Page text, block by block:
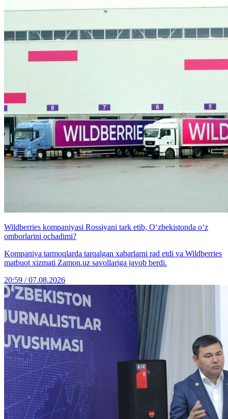
Wildberries kompaniyasi Rossiyani tark etib, O‘zbekistonda o‘z
omborlarini ochadimi?
Kompaniya tarmoqlarda tarqalgan xabarlarni rad etdi va Wildberries
matbuot xizmati Zamon.uz savollariga javob berdi.
20:59 / 07.08.2026